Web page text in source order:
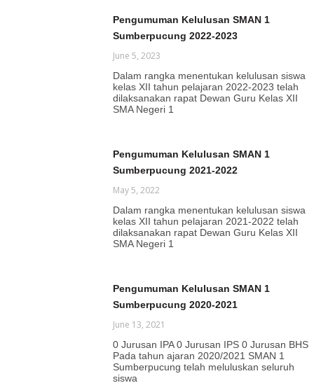
Pengumuman Kelulusan SMAN 1
Sumberpucung 2022-2023
June 5, 2023
Dalam rangka menentukan kelulusan siswa
kelas XII tahun pelajaran 2022-2023 telah
dilaksanakan rapat Dewan Guru Kelas XII
SMA Negeri 1
Pengumuman Kelulusan SMAN 1
Sumberpucung 2021-2022
May 5, 2022
Dalam rangka menentukan kelulusan siswa
kelas XII tahun pelajaran 2021-2022 telah
dilaksanakan rapat Dewan Guru Kelas XII
SMA Negeri 1
Pengumuman Kelulusan SMAN 1
Sumberpucung 2020-2021
June 13, 2021
0 Jurusan IPA 0 Jurusan IPS 0 Jurusan BHS
Pada tahun ajaran 2020/2021 SMAN 1
Sumberpucung telah meluluskan seluruh
siswa